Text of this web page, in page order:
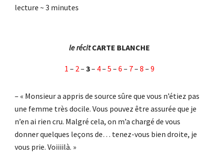
lecture ~ 3 minutes
le récitCARTE BLANCHE
1 – 2– 3– 4– 5 – 6 – 7– 8 – 9
– « Monsieur a appris de source sûre que vous n’étiez pas
une femme très docile. Vous pouvez être assurée que je
n’en ai rien cru. Malgré cela, on m’a chargé de vous
donner quelques leçons de… tenez-vous bien droite, je
vous prie. Voiiiilà. »